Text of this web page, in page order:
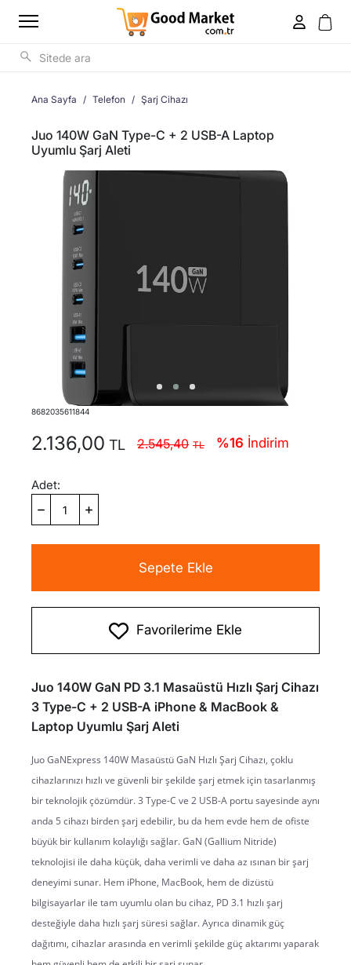
Ana Sayfa Telefon Şarj Cihazı
Juo 140W GaN Type-C + 2 USB-A Laptop
Uyumlu Şarj Aleti
8682035611844
2.136,00 2.545,40 %16 İndirim
Adet:
Sepete Ekle
Favorilerime Ekle
Juo 140W GaN PD 3.1 Masaüstü Hızlı Şarj Cihazı
3 Type-C + 2 USB-A iPhone & MacBook &
Laptop Uyumlu Şarj Aleti
Juo GaNExpress 140W Masaüstü GaN Hızlı Şarj Cihazı, çoklu
cihazlarınızı hızlı ve güvenli bir şekilde şarj etmek için tasarlanmış
bir teknolojik çözümdür. 3 Type-C ve 2 USB-A portu sayesinde aynı
anda 5 cihazı birden şarj edebilir, bu da hem evde hem de ofiste
büyük bir kullanım kolaylığı sağlar. GaN (Gallium Nitride)
teknolojisi ile daha küçük, daha verimli ve daha az ısınan bir şarj
deneyimi sunar. Hem iPhone, MacBook, hem de dizüstü
bilgisayarlar ile tam uyumlu olan bu cihaz, PD 3.1 hızlı şarj
desteğiyle daha hızlı şarj süresi sağlar. Ayrıca dinamik güç
dağıtımı, cihazlar arasında en verimli şekilde güç aktarımı yaparak